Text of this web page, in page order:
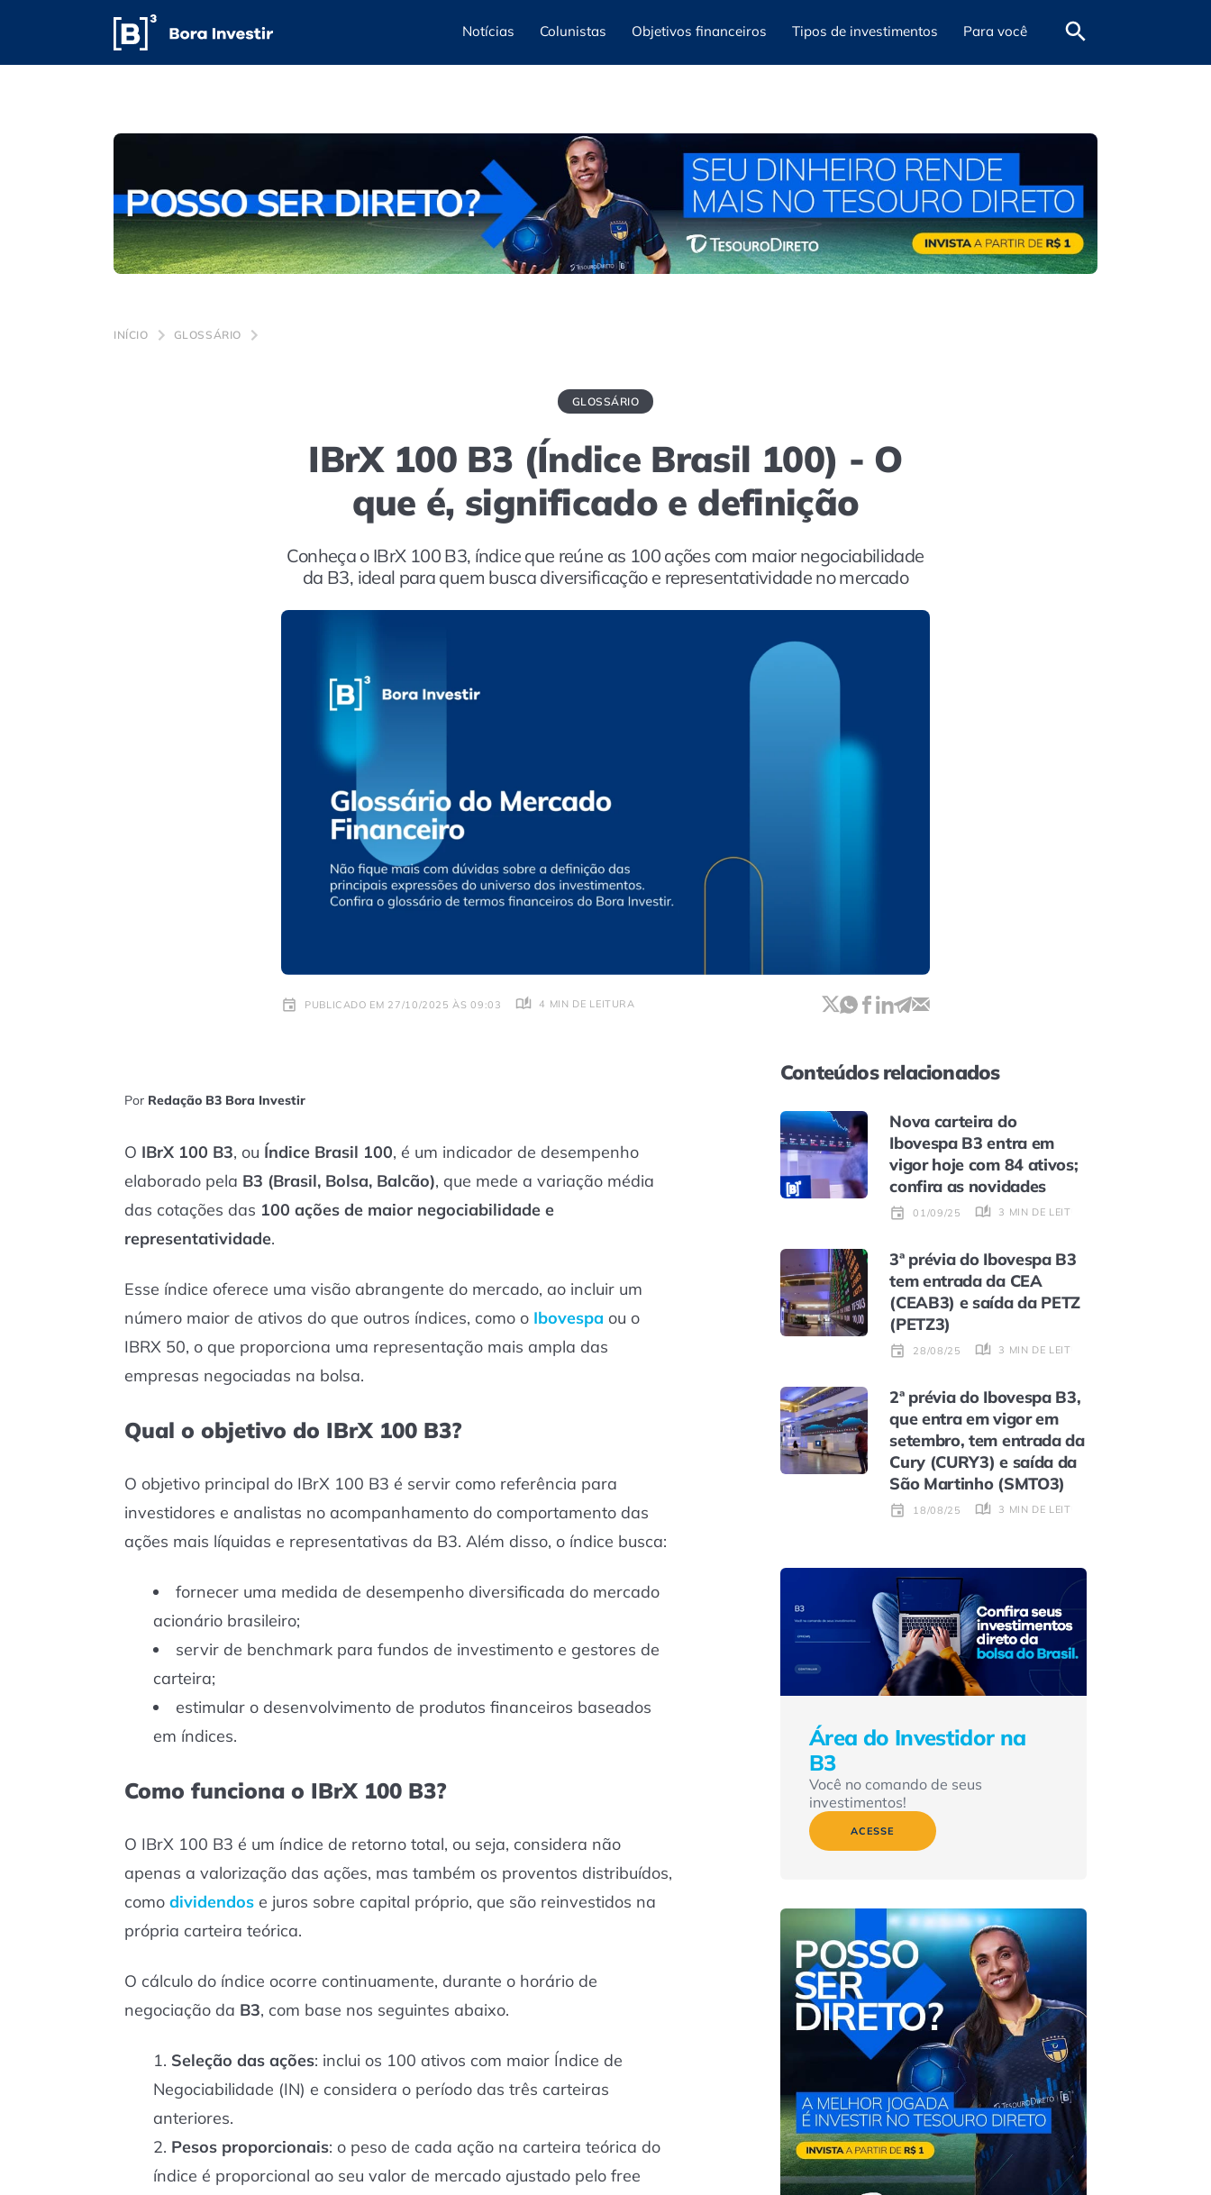
Notícias Colunistas Objetivos financeiros Tipos de investimentos Para você
INÍCIO GLOSSÁRIO
GLOSSÁRIO
IBrX 100 B3 (Índice Brasil 100) - O
que é, significado e definição
Conheça o IBrX 100 B3, índice que reúne as 100 ações com maior negociabilidade
da B3, ideal para quem busca diversificação e representatividade no mercado
PUBLICADO EM 27/10/2025 ÀS 09:03 4 MIN DE LEITURA
Por Redação B3 Bora Investir
O IBrX 100 B3, ou Índice Brasil 100, é um indicador de desempenho
elaborado pela B3 (Brasil, Bolsa, Balcão), que mede a variação média
das cotações das 100 ações de maior negociabilidade e
representatividade.
Esse índice oferece uma visão abrangente do mercado, ao incluir um
número maior de ativos do que outros índices, como o Ibovespa ou o
IBRX 50, o que proporciona uma representação mais ampla das
empresas negociadas na bolsa.
Qual o objetivo do IBrX 100 B3?
O objetivo principal do IBrX 100 B3 é servir como referência para
investidores e analistas no acompanhamento do comportamento das
ações mais líquidas e representativas da B3. Além disso, o índice busca:
fornecer uma medida de desempenho diversificada do mercado
acionário brasileiro;
servir de benchmark para fundos de investimento e gestores de
carteira;
estimular o desenvolvimento de produtos financeiros baseados
em índices.
Como funciona o IBrX 100 B3?
O IBrX 100 B3 é um índice de retorno total, ou seja, considera não
apenas a valorização das ações, mas também os proventos distribuídos,
como dividendos e juros sobre capital próprio, que são reinvestidos na
própria carteira teórica.
O cálculo do índice ocorre continuamente, durante o horário de
negociação da B3, com base nos seguintes abaixo.
Seleção das ações: inclui os 100 ativos com maior Índice de
Negociabilidade (IN) e considera o período das três carteiras
anteriores.
Pesos proporcionais: o peso de cada ação na carteira teórica do
índice é proporcional ao seu valor de mercado ajustado pelo free
Conteúdos relacionados
Nova carteira do
Ibovespa B3 entra em
vigor hoje com 84 ativos;
confira as novidades
01/09/25 3 MIN DE LEITURA
3ª prévia do Ibovespa B3
tem entrada da CEA
(CEAB3) e saída da PETZ
(PETZ3)
28/08/25 3 MIN DE LEITURA
2ª prévia do Ibovespa B3,
que entra em vigor em
setembro, tem entrada da
Cury (CURY3) e saída da
São Martinho (SMTO3)
18/08/25 3 MIN DE LEITURA
Área do Investidor na
B3
Você no comando de seus
investimentos!
ACESSE